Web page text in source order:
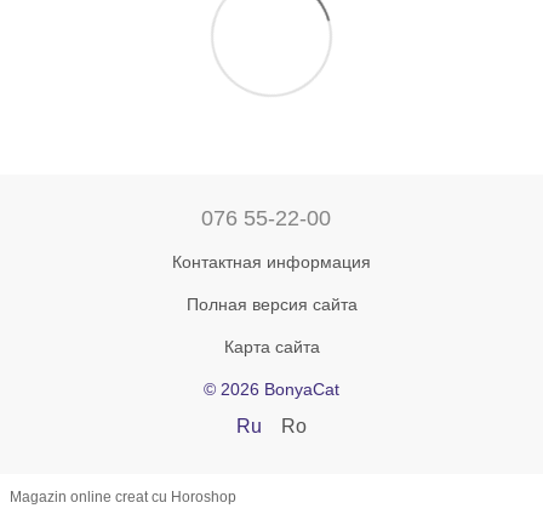
076 55-22-00
Контактная информация
Полная версия сайта
Карта сайта
© 2026 BonyaCat
Ru Ro
Magazin online creat cu Horoshop